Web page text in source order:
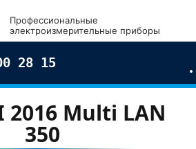
Профессиональные
электроизмерительные приборы
28 15
2016 Multi LAN
350